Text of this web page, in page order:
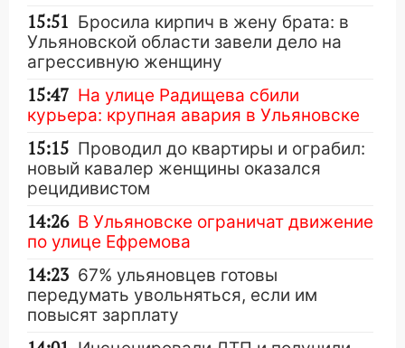
15:51 Бросила кирпич в жену брата: в
Ульяновской области завели дело на
агрессивную женщину
15:47 На улице Радищева сбили
курьера: крупная авария в Ульяновске
15:15 Проводил до квартиры и ограбил:
новый кавалер женщины оказался
рецидивистом
14:26 В Ульяновске ограничат движение
по улице Ефремова
14:23 67% ульяновцев готовы
передумать увольняться, если им
повысят зарплату